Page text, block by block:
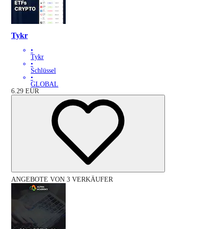
Tykr
•
Tykr
•
Schlüssel
•
GLOBAL
6.29 EUR
ANGEBOTE VON 3 VERKÄUFER